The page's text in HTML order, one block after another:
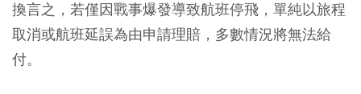
換言之，若僅因戰事爆發導致航班停飛，單純以旅程
取消或航班延誤為由申請理賠，多數情況將無法給
付。